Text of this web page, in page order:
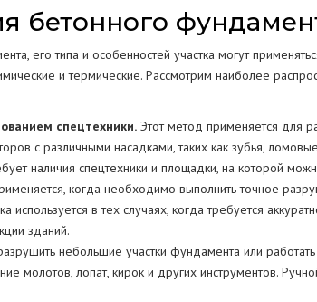
бетонного
его типа и особенностей участка могут
и термические. Рассмотрим наиболее
спецтехники. Этот метод применяется для
с различными насадками, таких как зубья,
наличия спецтехники и площадки, на которой
когда необходимо выполнить точное
используется в тех случаях, когда требуется
зданий.
небольшие участки фундамента или
молотов, лопат, кирок и других инструментов.